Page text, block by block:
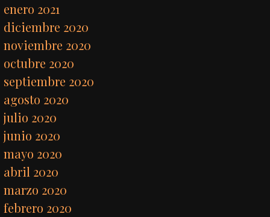
enero 2021
diciembre 2020
noviembre 2020
octubre 2020
septiembre 2020
agosto 2020
julio 2020
junio 2020
mayo 2020
abril 2020
marzo 2020
febrero 2020